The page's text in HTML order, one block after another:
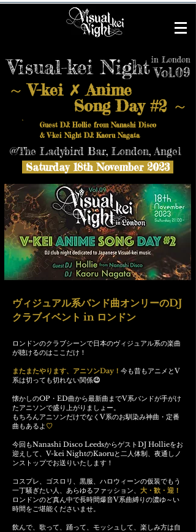
Visual-kei Nightin London
Vol.09
～V-kei ✗ Anime
Song Day #2 ～
Guest DJ: Hollie from Nanashi Disco
& V-kei Night DJ: Kaoru Nagata
@The Ladybird Bar, London, Angel
Saturday 18th November 2023
ヴィジュアル系バンド曲オンリーのDJ
クラブイベント in ロンドン
ロンドンのクラブシーンで日本のヴィジュアル系の楽曲
が聴けるのはここだけ！
またまたやります、アニソンDay ！ 今も昔もアニメとV
系は切っても切れない関係😉
懐かしのOP ・ ED曲から最新曲までV系バンドが手がけ
たアニソンで盛り上がりましょー。
もちろんアニソンだけでなく V系のお馴染み神曲・定番
曲もあるよ​ ♡
今回もNanashi Disco LeedsからゲストDJ Hollieをお
迎えして、 V-kei NightのKaoruと二人体制、夜通しノ
ンストップでお送りいたします！
コスプレ、ゴスロリ、黒服、ハロウィーンの仮装でもう
一丁騒ぎたい人、あらゆるファッション、 大・歓・迎！
ロンドンのど真ん中で長時間爆音V系曲縛りの濃ゆ～い
時間をご堪能くださいませ。
飲んで、歌って、踊って、モッシュして、楽しみ方は自